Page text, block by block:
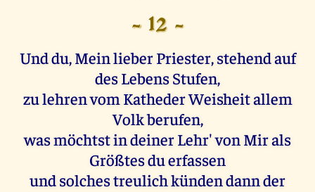
- 12 -
Und du, Mein lieber Priester, stehend auf
des Lebens Stufen,
zu lehren vom Katheder Weisheit allem
Volk berufen,
was möchtst in deiner Lehr' von Mir als
Größtes du erfassen
und solches treulich künden dann der